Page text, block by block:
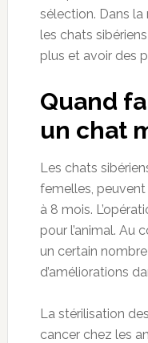
sélection. Dans la
les chats
plus et avoir des
Quand
un chat
Les chats
femelles, peuvent
à 8 mois.
pour l’animal. Au
un certain
d’améliorations
La stérilisation
cancer chez les